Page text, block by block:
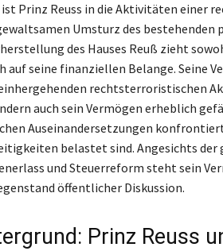
Prinz Reuss in die Aktivitäten einer
Umsturz des
des Hauses Reuß zieht
auf seine finanziellen Belange. Seine
rechtsterroristischen
auch sein Vermögen erheblich
Auseinandersetzungen
belastet sind. Angesichts der
und Steuerreform steht sein
öffentlicher Diskussion.
Prinz Reuss